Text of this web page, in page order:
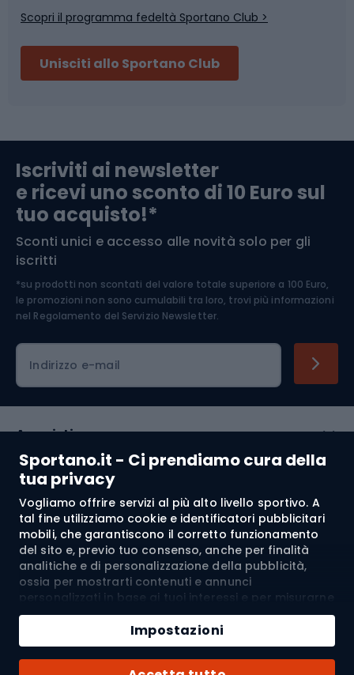
Sportano.it - Ci prendiamo cura della
tua privacy
Vogliamo offrire servizi al più alto livello sportivo. A
tal fine utilizziamo cookie e identificatori pubblicitari
mobili, che garantiscono il corretto funzionamento
del sito e, previo tuo consenso, anche per finalità
analitiche e di personalizzazione della pubblicità,
ossia per mostrarti contenuti e annunci
personalizzati in base ai tuoi interessi e per misurarne
l’efficacia. I cookie e gli identificatori pubblicitari
mobili possono essere utilizzati sia per attività
pubblicitarie personalizzate sia non personalizzate, a
seconda dei consensi da te espressi. Se clicchi su
Impostazioni
Quantità
Aggiungi al carrello
Acquista con
Abbigliamento da escursionismo
Componenti per biciclette
Arrampicata
Medicina dello sport
Abbigliamento ciclistico
Scopri il programma fedeltà Sportano Club >
Unisciti allo Sportano Club
Iscriviti ai newsletter
e ricevi uno sconto di 10 Euro sul
tuo acquisto!*
Sconti unici e accesso alle novità solo per gli
iscritti
*su prodotti non scontati del valore totale superiore a 100 Euro,
le promozioni non sono cumulabili tra loro, trovi più informazioni
nel Regolamento del Servizio Newsletter.
Indirizzo e-mail
Acquisti
Servizio clienti
Regolamento
Chi siamo
© 2026 Sportano